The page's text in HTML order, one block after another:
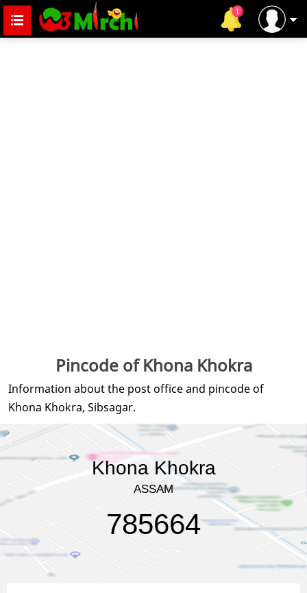
Pincode of Khona Khokra
Information about the post office and pincode of
Khona Khokra, Sibsagar.
Khona Khokra
ASSAM
785664